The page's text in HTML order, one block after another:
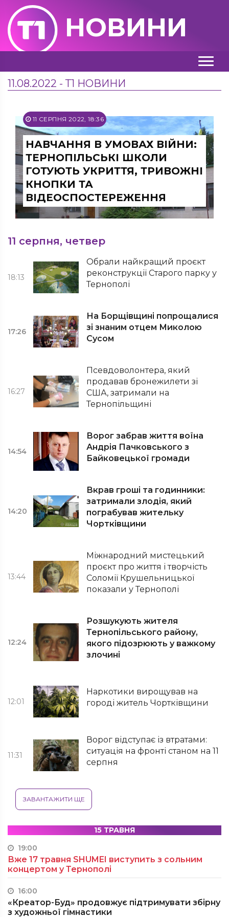
НОВИНИ
11.08.2022 - Т1 НОВИНИ
11 СЕРПНЯ 2022, 18:36
НАВЧАННЯ В УМОВАХ ВІЙНИ:
ТЕРНОПІЛЬСЬКІ ШКОЛИ
ГОТУЮТЬ УКРИТТЯ, ТРИВОЖНІ
КНОПКИ ТА
ВІДЕОСПОСТЕРЕЖЕННЯ
11 серпня, четвер
18:13
Обрали найкращий проєкт
реконструкції Старого парку у
Тернополі
17:26
На Борщівщині попрощалися
зі знаним отцем Миколою
Сусом
16:27
Псевдоволонтера, який
продавав бронежилети зі
США, затримали на
Тернопільщині
14:54
Ворог забрав життя воїна
Андрія Пачковського з
Байковецької громади
14:20
Вкрав гроші та годинники:
затримали злодія, який
пограбував жительку
Чортківщини
13:44
Міжнародний мистецький
проєкт про життя і творчість
Соломії Крушельницької
показали у Тернополі
12:24
Розшукують жителя
Тернопільського району,
якого підозрюють у важкому
злочині
12:01
Наркотики вирощував на
городі житель Чортківщини
11:31
Ворог відступає із втратами:
ситуація на фронті станом на 11
серпня
ЗАВАНТАЖИТИ ЩЕ
15 ТРАВНЯ
19:00
Вже 17 травня SHUMEI виступить з сольним
концертом у Тернополі
16:00
«Креатор-Буд» продовжує підтримувати збірну
з художньої гімнастики